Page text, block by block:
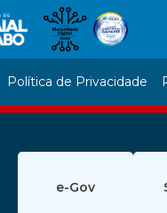
Política de Privacidade
e-Gov